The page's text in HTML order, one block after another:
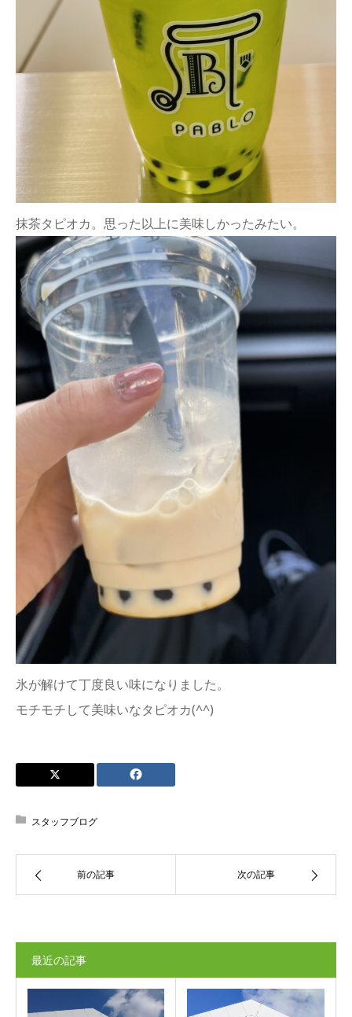
抹茶タピオカ。思った以上に美味しかったみたい。
氷が解けて丁度良い味になりました。
モチモチして美味いなタピオカ(^^)
スタッフブログ
前の記事 次の記事
最近の記事